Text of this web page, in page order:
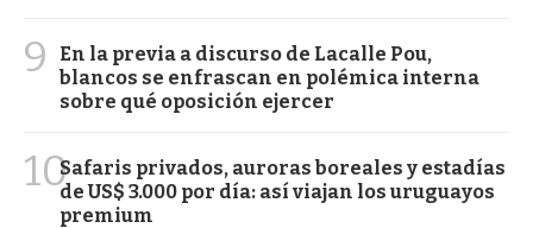
9
En la previa a discurso de Lacalle Pou,
blancos se enfrascan en polémica interna
sobre qué oposición ejercer
10Safaris privados, auroras boreales y estadías
de US$ 3.000 por día: así viajan los uruguayos
premium